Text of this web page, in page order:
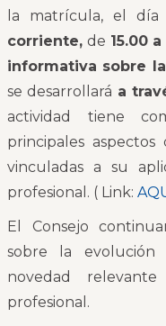
la matrícula, el día
corriente,de 15.00
informativa sobre
se desarrollará a
actividad tiene
principales
vinculadas a su
profesional. ( Link:
El Consejo
sobre la
novedad
profesional.